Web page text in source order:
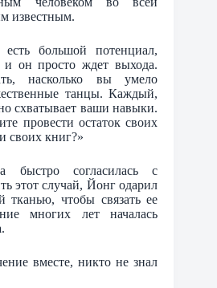
известным.
большой потенциал,
и он просто ждет выхода.
насколько вы умело
танцы. Каждый,
схватывает ваши навыки.
провести остаток своих
своих книг?»
быстро согласилась с
этот случай, Йонг одарил
чтобы связать ее
многих лет началась
вместе, никто не знал